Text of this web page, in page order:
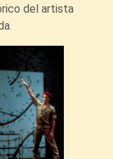
del artista